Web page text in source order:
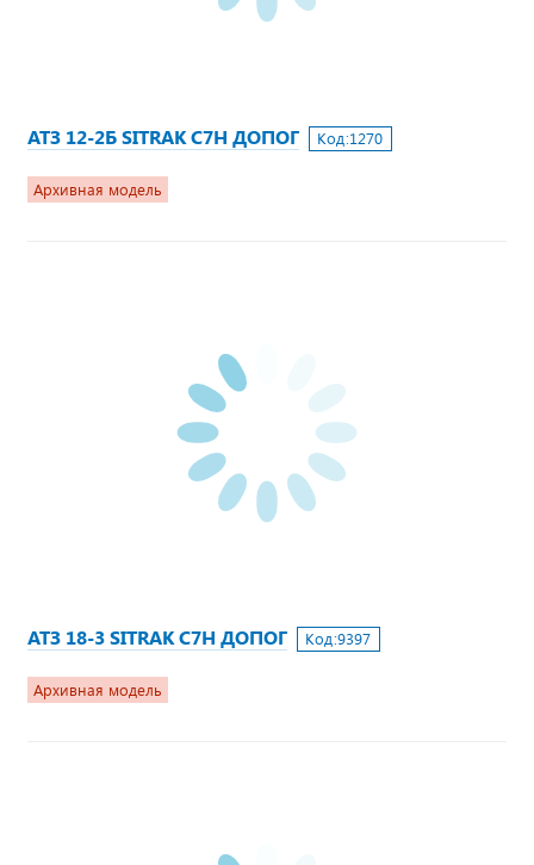
АТЗ 12-2Б SITRAK C7H ДОПОГ Код:1270
Архивная модель
АТЗ 18-3 SITRAK C7H ДОПОГ Код:9397
Архивная модель